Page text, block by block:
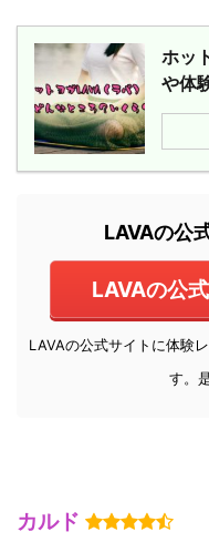
ホッ
や体
LAVAの公
LAVAの公
LAVAの公式サイトに体験
す。
カルド